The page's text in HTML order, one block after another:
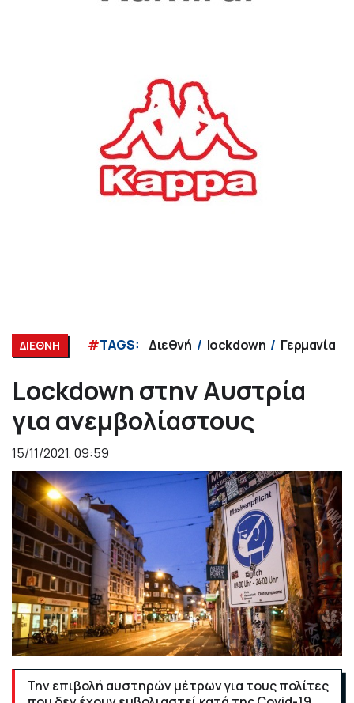
ΔΙΕΘΝΗ #TAGS: Διεθνή lockdown Γερμανία
Lockdown στην Αυστρία
για ανεμβολίαστους
15/11/2021, 09:59
Την επιβολή αυστηρών μέτρων για τους πολίτες